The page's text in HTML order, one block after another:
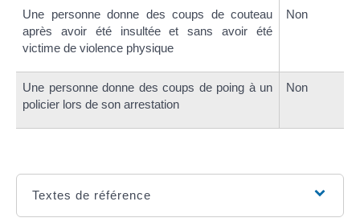
Une personne donne des coups de couteau
après avoir été insultée et sans avoir été
victime de violence physique
Non
Une personne donne des coups de poing à un
policier lors de son arrestation
Non
Textes de référence